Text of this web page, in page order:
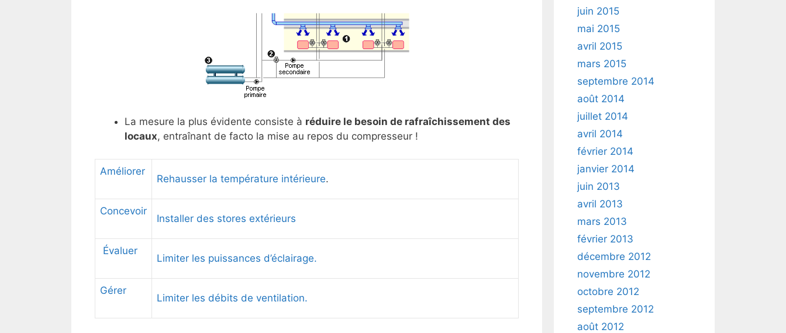
La mesure la plus évidente consiste à réduire le besoin de rafraîchissement des
locaux, entraînant de facto la mise au repos du compresseur !
Améliorer
Rehausser la température intérieure.
Concevoir
Installer des stores extérieurs
Évaluer
Limiter les puissances d’éclairage.
Gérer
Limiter les débits de ventilation.
juin 2015
mai 2015
avril 2015
mars 2015
septembre 2014
août 2014
juillet 2014
avril 2014
février 2014
janvier 2014
juin 2013
avril 2013
mars 2013
février 2013
décembre 2012
novembre 2012
octobre 2012
septembre 2012
août 2012